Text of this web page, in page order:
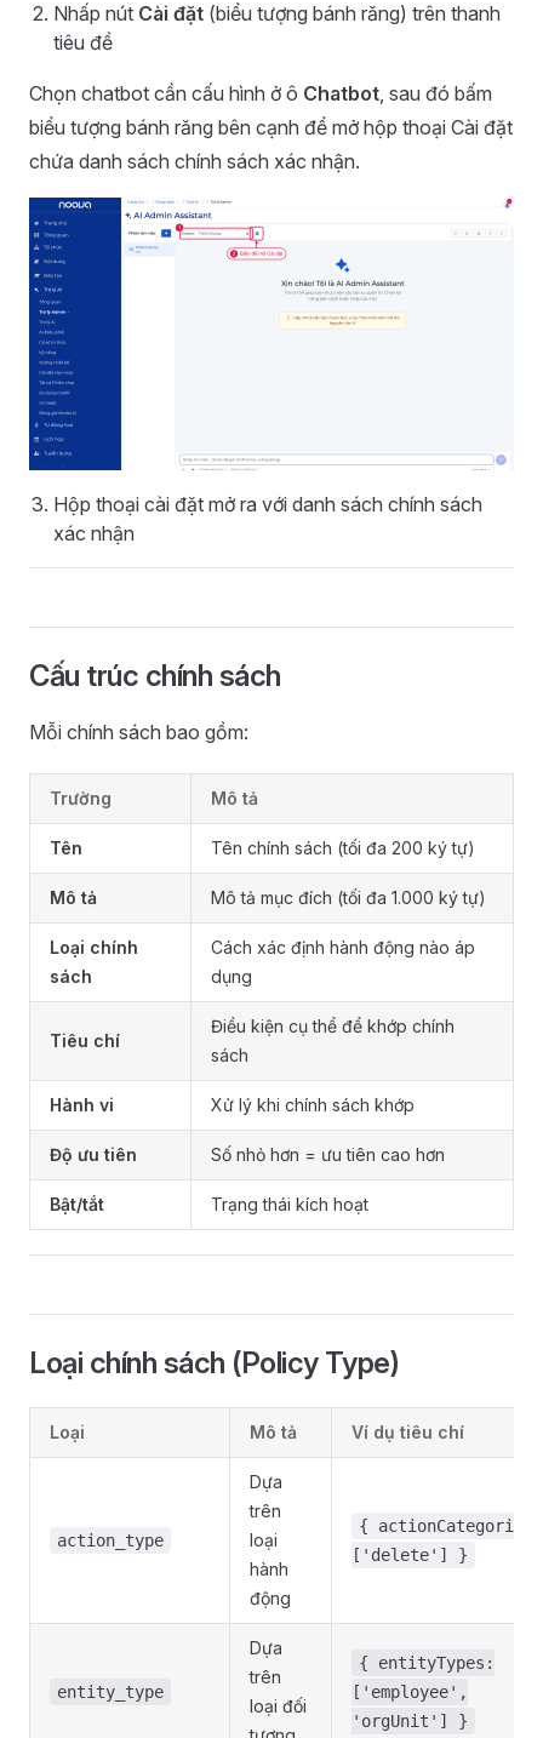
Nhấp nút Cài đặt (biểu tượng bánh răng) trên thanh
tiêu đề
Chọn chatbot cần cấu hình ở ô Chatbot, sau đó bấm
biểu tượng bánh răng bên cạnh để mở hộp thoại Cài đặt
chứa danh sách chính sách xác nhận.
Hộp thoại cài đặt mở ra với danh sách chính sách
xác nhận
Cấu trúc chính sách
Mỗi chính sách bao gồm:
Trường Mô tả
Tên Tên chính sách (tối đa 200 ký tự)
Mô tả Mô tả mục đích (tối đa 1.000 ký tự)
Loại chính
sách
Cách xác định hành động nào áp
dụng
Tiêu chí
Điều kiện cụ thể để khớp chính
sách
Hành vi Xử lý khi chính sách khớp
Độ ưu tiên Số nhỏ hơn = ưu tiên cao hơn
Bật/tắt Trạng thái kích hoạt
Loại chính sách (Policy Type)
Loại Mô tả Ví dụ tiêu chí
action_type
Dựa
trên
loại
hành
động
{ actionCategories:
['delete'] }
entity_type
Dựa
trên
loại đối
{ entityTypes:
['employee',
'orgUnit'] }